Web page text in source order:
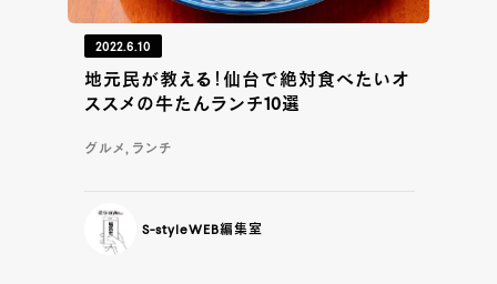
2022.6.10
地元民が教える！仙台で絶対食べたいオ
ススメの牛たんランチ10選
グルメ, ランチ
S-styleWEB編集室